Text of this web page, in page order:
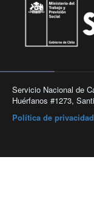
Servicio Nacional de
Huérfanos #1273,
Política de privacidad